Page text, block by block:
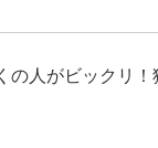
の人がビックリ